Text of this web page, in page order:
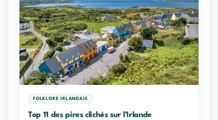
FOLKLORE IRLANDAIS
Top 11 des pires clichés sur l’Irlande